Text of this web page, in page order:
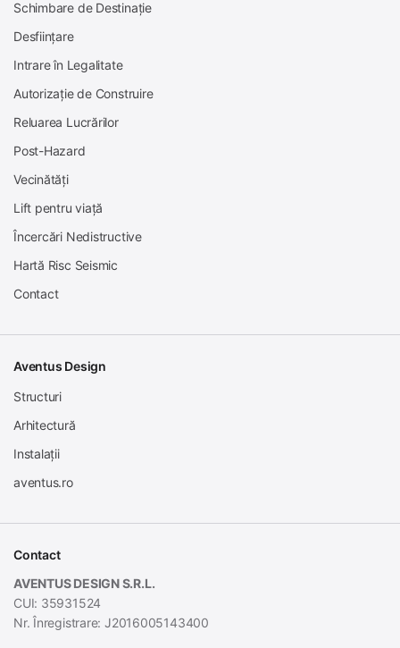
Schimbare de Destinație
Desființare
Intrare în Legalitate
Autorizație de Construire
Reluarea Lucrărilor
Post-Hazard
Vecinătăți
Lift pentru viață
Încercări Nedistructive
Hartă Risc Seismic
Contact
Aventus Design
Structuri
Arhitectură
Instalații
aventus.ro
Contact
AVENTUS DESIGN S.R.L.
CUI: 35931524
Nr. Înregistrare: J2016005143400